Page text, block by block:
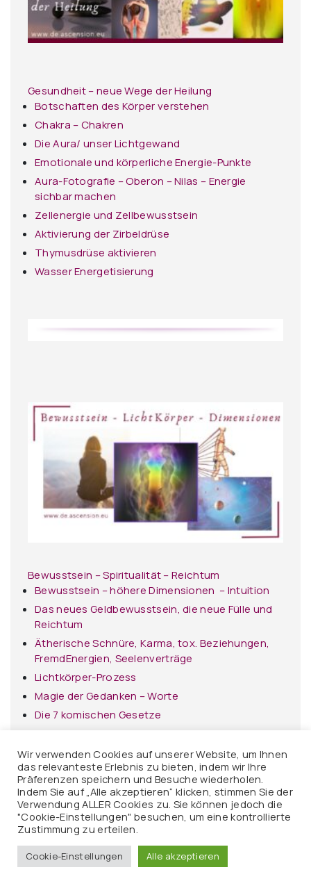
Gesundheit – neue Wege der Heilung
Botschaften des Körper verstehen
Chakra – Chakren
Die Aura/ unser Lichtgewand
Emotionale und körperliche Energie-Punkte
Aura-Fotografie – Oberon – Nilas – Energie
sichbar machen
Zellenergie und Zellbewusstsein
Aktivierung der Zirbeldrüse
Thymusdrüse aktivieren
Wasser Energetisierung
Bewusstsein – Spiritualität – Reichtum
Bewusstsein – höhere Dimensionen – Intuition
Das neues Geldbewusstsein, die neue Fülle und
Reichtum
Ätherische Schnüre, Karma, tox. Beziehungen,
FremdEnergien, Seelenverträge
Lichtkörper-Prozess
Magie der Gedanken – Worte
Die 7 komischen Gesetze
Heilige Geometrie
MerKaBa – Lichtkörper
Thymusdrüse aktivieren
Zirbeldrüsen-Aktivierung
Orbs, Feen und Phänomene
Wir verwenden Cookies auf unserer Website, um Ihnen
das relevanteste Erlebnis zu bieten, indem wir Ihre
Präferenzen speichern und Besuche wiederholen.
Indem Sie auf „Alle akzeptieren“ klicken, stimmen Sie der
Verwendung ALLER Cookies zu. Sie können jedoch die
"Cookie-Einstellungen" besuchen, um eine kontrollierte
Zustimmung zu erteilen.
Cookie-Einstellungen Alle akzeptieren